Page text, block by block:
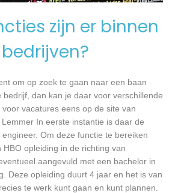
zijn er binnen
om op zoek te gaan naar een baan
bedrijf, dan kan je daar voor verschillende
vacatures eens op de site van
In eerste instantie is daar de
Om deze functie te bereiken
HBO opleiding in de richting van
aangevuld met een bachelor in
Deze opleiding duurt 4 jaar en het is van
te werk kunt gaan en kunt plannen.